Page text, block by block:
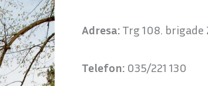
Adresa: Trg 108. brigade
Telefon: 035/221 130